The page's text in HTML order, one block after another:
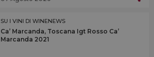
SU I VINI DI WINENEWS
Ca’ Marcanda, Toscana Igt Rosso Ca’
Marcanda 2021